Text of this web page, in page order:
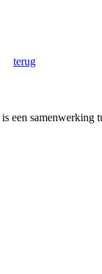
terug
een samenwerking